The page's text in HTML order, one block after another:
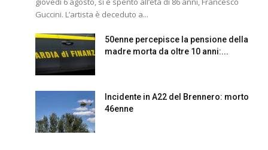
Guccini. L’artista è deceduto a...
50enne percepisce la pensione della
madre morta da oltre 10 anni:...
Incidente in A22 del Brennero: morto
46enne